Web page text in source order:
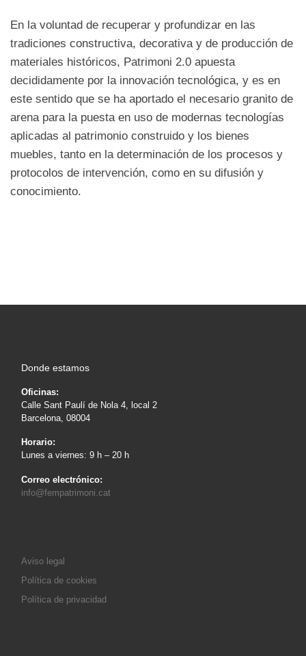
En la voluntad de recuperar y profundizar en las
tradiciones constructiva, decorativa y de producción de
materiales históricos, Patrimoni 2.0 apuesta
decididamente por la innovación tecnológica, y es en
este sentido que se ha aportado el necesario granito de
arena para la puesta en uso de modernas tecnologías
aplicadas al patrimonio construido y los bienes
muebles, tanto en la determinación de los procesos y
protocolos de intervención, como en su difusión y
conocimiento.
Donde estamos
Oficinas:
Calle Sant Paulí de Nola 4, local 2
Barcelona, 08004
Horario:
Lunes a viernes: 9 h – 20 h
Correo electrónico:
info@fempatrimoni.cat
Aviso legal
Política de cookies
Política de privacidad